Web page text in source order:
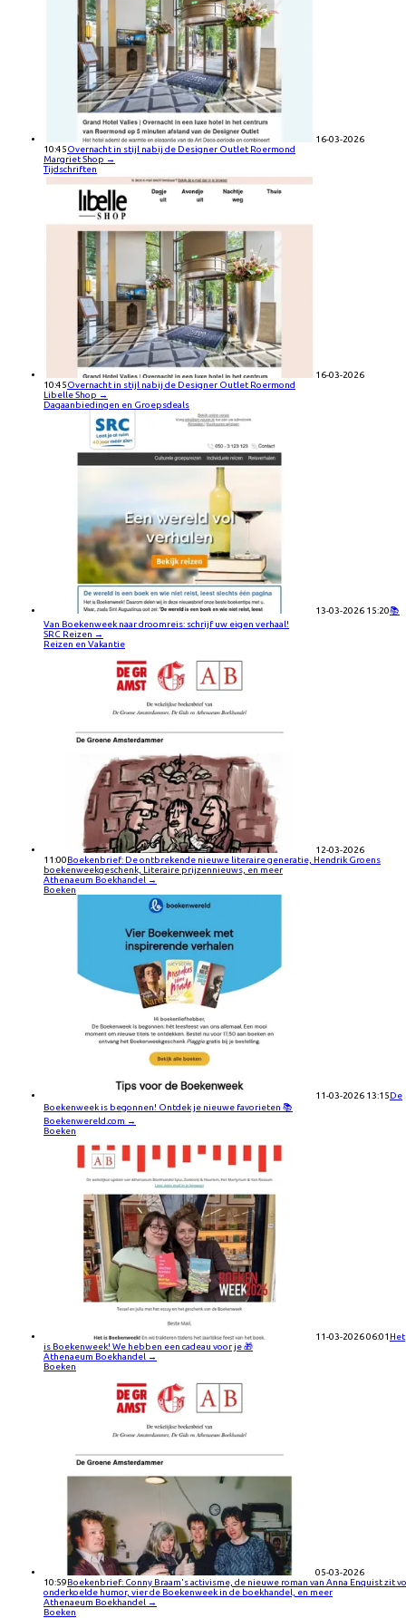
16-03-2026
10:45Overnacht in stijl nabij de Designer Outlet Roermond
Margriet Shop →
Tijdschriften
16-03-2026
10:45Overnacht in stijl nabij de Designer Outlet Roermond
Libelle Shop →
Dagaanbiedingen en Groepsdeals
13-03-2026 15:20📚
Van Boekenweek naar droomreis: schrijf uw eigen verhaal!
SRC Reizen →
Reizen en Vakantie
12-03-2026
11:00Boekenbrief: De ontbrekende nieuwe literaire generatie, Hendrik Groens
boekenweekgeschenk, Literaire prijzennieuws, en meer
Athenaeum Boekhandel →
Boeken
11-03-2026 13:15De
Boekenweek is begonnen! Ontdek je nieuwe favorieten 📚
Boekenwereld.com →
Boeken
11-03-2026 06:01 Het
is Boekenweek! We hebben een cadeau voor je 🎁
Athenaeum Boekhandel →
Boeken
05-03-2026
10:59Boekenbrief: Conny Braam's activisme, de nieuwe roman van Anna Enquist zit
onderkoelde humor, vier de Boekenweek in de boekhandel, en meer
Athenaeum Boekhandel →
Boeken